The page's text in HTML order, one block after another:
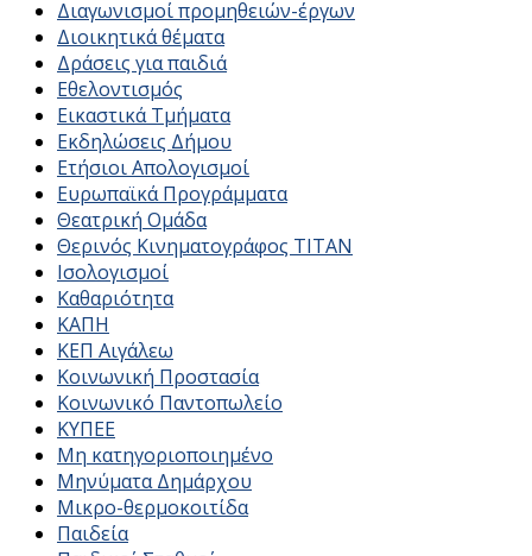
Διαγωνισμοί προμηθειών-έργων
Διοικητικά θέματα
Δράσεις για παιδιά
Εθελοντισμός
Εικαστικά Τμήματα
Εκδηλώσεις Δήμου
Ετήσιοι Απολογισμοί
Ευρωπαϊκά Προγράμματα
Θεατρική Ομάδα
Θερινός Κινηματογράφος ΤΙΤΑΝ
Ισολογισμοί
Καθαριότητα
ΚΑΠΗ
ΚΕΠ Αιγάλεω
Κοινωνική Προστασία
Κοινωνικό Παντοπωλείο
ΚΥΠΕΕ
Μη κατηγοριοποιημένο
Μηνύματα Δημάρχου
Μικρο-θερμοκοιτίδα
Παιδεία